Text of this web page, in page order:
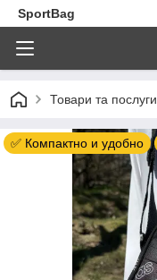
SportBag
Товари та послуги
✅ Компактно и удобно